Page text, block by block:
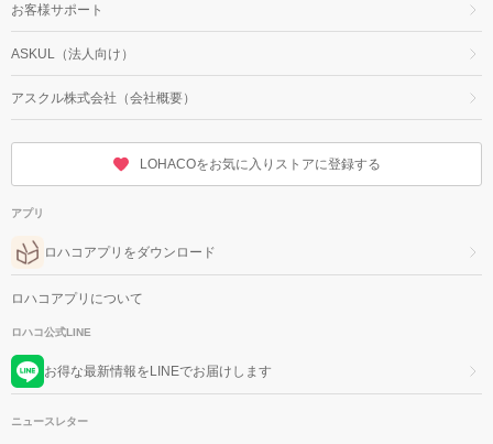
お客様サポート
ASKUL（法人向け）
アスクル株式会社（会社概要）
LOHACOをお気に入りストアに登録する
アプリ
ロハコアプリをダウンロード
ロハコアプリについて
ロハコ公式LINE
お得な最新情報をLINEでお届けします
ニュースレター